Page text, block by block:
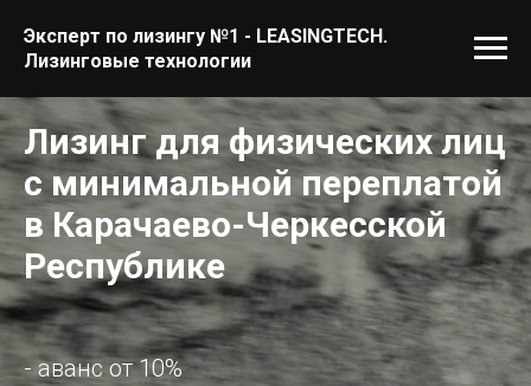
Эксперт по лизингу №1 - LEASINGTECH.
Лизинговые технологии
Лизинг для физических лиц
с минимальной переплатой
в Карачаево-Черкесской
Республике
- аванс от 10%